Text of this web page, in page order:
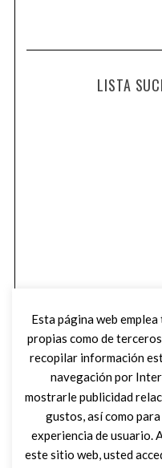
LISTA
Esta página web
propias como de
recopilar información
navegación por
mostrarle publicidad
gustos, así como
experiencia de usuario.
este sitio web, usted